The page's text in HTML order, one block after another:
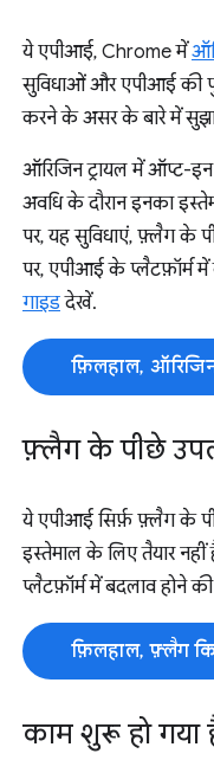
ये एपीआई, Chrome में
सुविधाओं और एपीआई की
करने के असर के बारे में
ऑरिजिन ट्रायल में ऑप्ट-इन
अवधि के दौरान इनका
पर, यह सुविधाएं, फ़्लैग के
पर, एपीआई के प्लैटफ़ॉर्म में
गाइडदेखें.
फ़िलहाल,
फ़्लैग के पीछे
ये एपीआई सिर्फ़ फ़्लैग के
इस्तेमाल के लिए तैयार
प्लैटफ़ॉर्म में बदलाव होने की
फ़िलहाल, फ़्लैग
काम शुरू हो गया